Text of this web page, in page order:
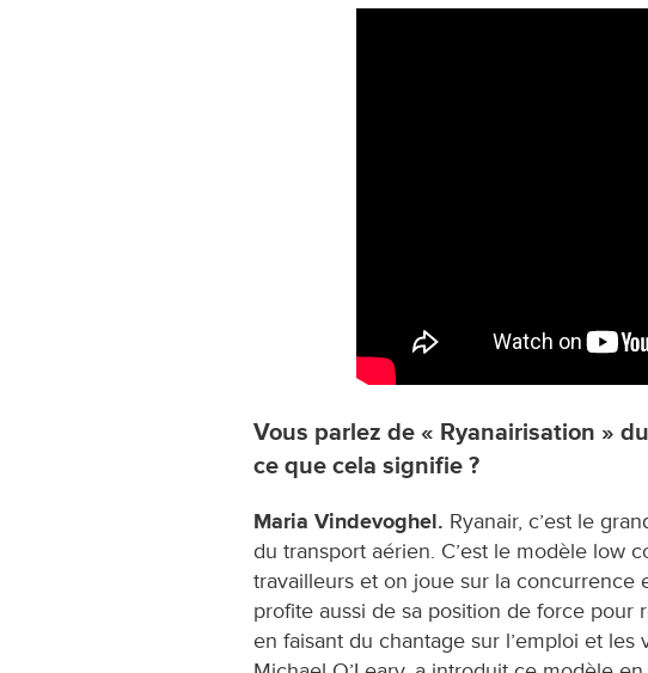
Vous parlez de « Ryanairisation »
ce que cela signifie ?
Maria Vindevoghel. Ryanair, c’est le
du transport aérien. C’est le modèle low
travailleurs et on joue sur la concurrence
profite aussi de sa position de force pour
en faisant du chantage sur l’emploi et les